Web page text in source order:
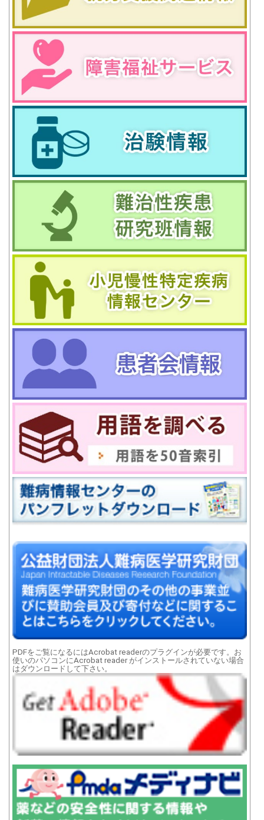
PDFをご覧になるにはAcrobat readerのプラグインが必要です。お
使いのパソコンにAcrobat reader がインストールされていない場合
はダウンロードして下さい。